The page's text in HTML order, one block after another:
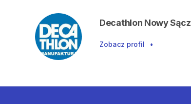
Decathlon Nowy Sącz
Zobacz profil •